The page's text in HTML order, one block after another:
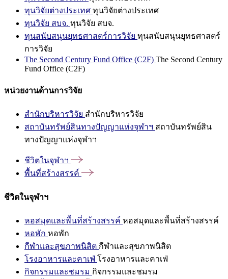
ทุนวิจัยต่างประเทศ ทุนวิจัยต่างประเทศ
ทุนวิจัย สบจ. ทุนวิจัย สบจ.
ทุนสนับสนุนยุทธศาสตร์การวิจัย ทุนสนับสนุนยุทธศาสตร์
การวิจัย
The Second Century Fund Office (C2F) The Second Century
Fund Office (C2F)
หน่วยงานด้านการวิจัย
สำนักบริหารวิจัย สำนักบริหารวิจัย
สถาบันทรัพย์สินทางปัญญาแห่งจุฬาฯ สถาบันทรัพย์สิน
ทางปัญญาแห่งจุฬาฯ
ชีวิตในจุฬาฯ
พื้นที่สร้างสรรค์
ชีวิตในจุฬาฯ
หอสมุดและพื้นที่สร้างสรรค์ หอสมุดและพื้นที่สร้างสรรค์
หอพัก หอพัก
กีฬาและสุขภาพนิสิต กีฬาและสุขภาพนิสิต
โรงอาหารและคาเฟ่ โรงอาหารและคาเฟ่
กิจกรรมและชมรม กิจกรรมและชมรม